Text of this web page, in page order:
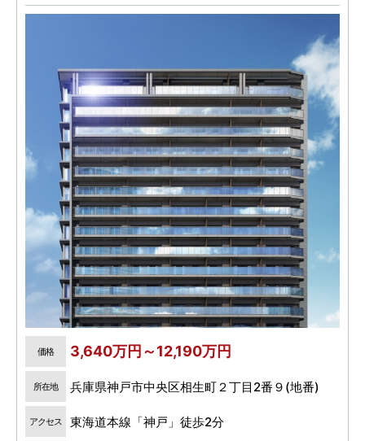
価格 3,640万円～12,190万円
所在地 兵庫県神戸市中央区相生町２丁目2番９(地番)
アクセス 東海道本線「神戸」徒歩2分